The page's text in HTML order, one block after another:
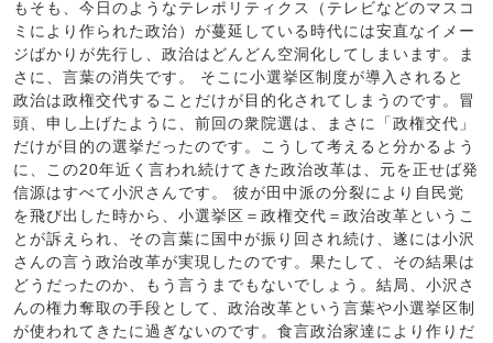
もそも、今日のようなテレポリティクス（テレビなどのマスコ
ミにより作られた政治）が蔓延している時代には安直なイメー
ジばかりが先行し、政治はどんどん空洞化してしまいます。ま
さに、言葉の消失です。 そこに小選挙区制度が導入されると
政治は政権交代することだけが目的化されてしまうのです。冒
頭、申し上げたように、前回の衆院選は、まさに「政権交代」
だけが目的の選挙だったのです。こうして考えると分かるよう
に、この20年近く言われ続けてきた政治改革は、元を正せば発
信源はすべて小沢さんです。 彼が田中派の分裂により自民党
を飛び出した時から、小選挙区＝政権交代＝政治改革というこ
とが訴えられ、その言葉に国中が振り回され続け、遂には小沢
さんの言う政治改革が実現したのです。果たして、その結果は
どうだったのか、もう言うまでもないでしょう。結局、小沢さ
んの権力奪取の手段として、政治改革という言葉や小選挙区制
が使われてきたに過ぎないのです。食言政治家達により作りだ